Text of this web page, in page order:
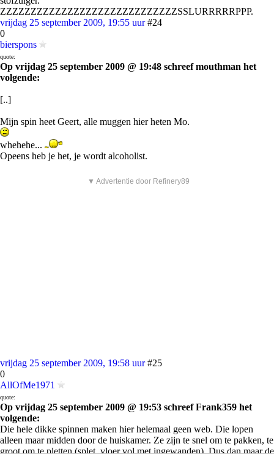
ZZZZZZZZZZZZZZZZZZZZZZZZZZZZZSSLURRRRRPPP.
vrijdag 25 september 2009, 19:55 uur #24
0
bierspons
quote:
Op vrijdag 25 september 2009 @ 19:48 schreef mouthman het
volgende:
[..]
Mijn spin heet Geert, alle muggen hier heten Mo.
whehehe...
Opeens heb je het, je wordt alcoholist.
▼ Advertentie door Refinery89
vrijdag 25 september 2009, 19:58 uur #25
0
AllOfMe1971
quote:
Op vrijdag 25 september 2009 @ 19:53 schreef Frank359 het
volgende:
Die hele dikke spinnen maken hier helemaal geen web. Die lopen
alleen maar midden door de huiskamer. Ze zijn te snel om te pakken, te
groot om te pletten (splet, vloer vol met ingewanden). Dus dan maar de